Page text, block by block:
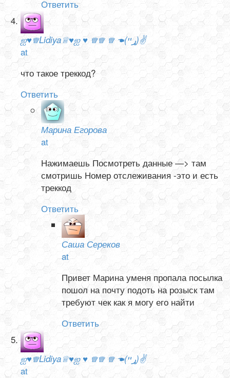
Ответить
ஐ♥♕Lidiya♕♥ஐ ♥ ♕♕ ♕ ☚(ړײ)✌
at
что такое треккод?
Ответить
Марина Егорова
at
Нажимаешь Посмотреть данные —> там
смотришь Номер отслеживания -это и есть
треккод
Ответить
Саша Сереков
at
Привет Марина уменя пропала посылка
пошол на почту подоть на розыск там
требуют чек как я могу его найти
Ответить
ஐ♥♕Lidiya♕♥ஐ ♥ ♕♕ ♕ ☚(ړײ)✌
at